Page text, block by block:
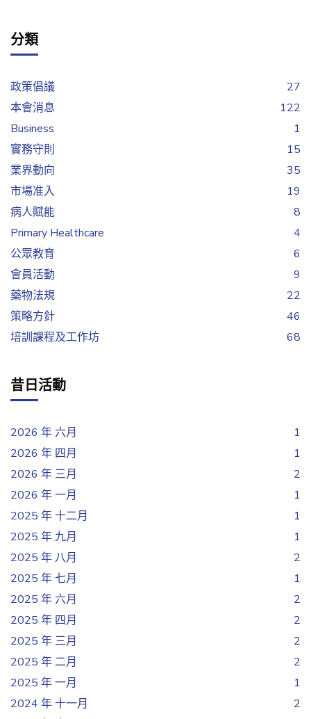
分類
政策倡議
27
本會消息
122
Business
1
實務守則
15
業界動向
35
市場准入
19
病人賦能
8
Primary Healthcare
4
公眾教育
6
會員活動
9
藥物法規
22
策略方針
46
培訓課程及工作坊
68
昔日活動
2026 年 六月
1
2026 年 四月
1
2026 年 三月
2
2026 年 一月
1
2025 年 十二月
1
2025 年 九月
1
2025 年 八月
2
2025 年 七月
1
2025 年 六月
2
2025 年 四月
2
2025 年 三月
2
2025 年 二月
2
2025 年 一月
1
2024 年 十一月
2